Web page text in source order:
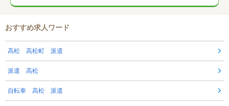
おすすめ求人ワード
高松 高松町 派遣
派遣 高松
自転車 高松 派遣